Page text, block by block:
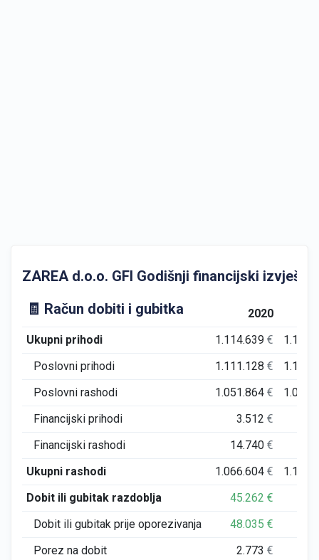
ZAREA d.o.o. GFI Godišnji financijski
🧾 Račun dobiti i gubitka
2020
Ukupni prihodi
1.114.639€
Poslovni prihodi
1.111.128€
Poslovni rashodi
1.051.864€
Financijski prihodi
3.512€
Financijski rashodi
14.740€
Ukupni rashodi
1.066.604€
Dobit ili gubitak razdoblja
45.262€
Dobit ili gubitak prije oporezivanja
48.035€
Porez na dobit
2.773€